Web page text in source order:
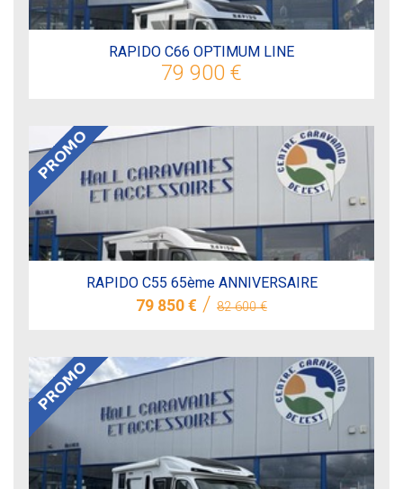
RAPIDO C66 OPTIMUM LINE
79 900 €
RAPIDO C55 65ème ANNIVERSAIRE
79 850 € / 82 600 €